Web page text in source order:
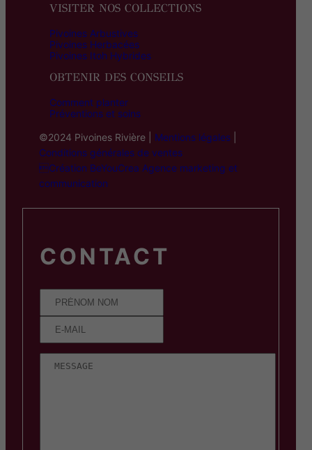
VISITER NOS COLLECTIONS
Pivoines Arbustives
Pivoines Herbacées
Pivoines Itoh Hybrides
OBTENIR DES CONSEILS
Comment planter
Préventions et soins
©2024 Pivoines Rivière | Mentions légales
Conditions générales de ventes
Création BeYouCrea Agence marketing et
communication
CONTACT